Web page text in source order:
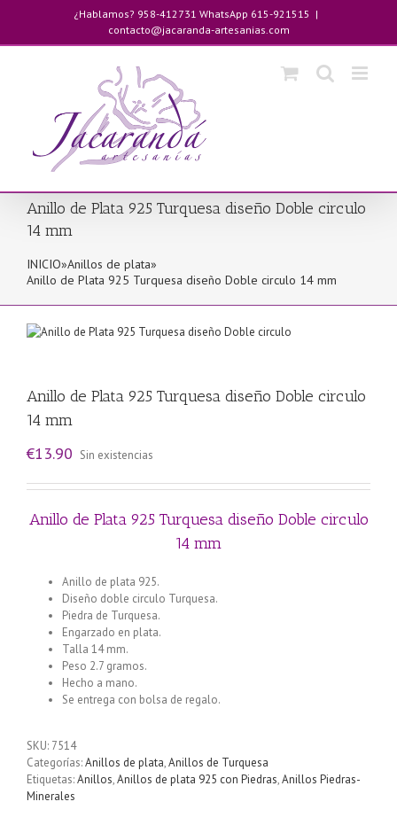
contenido
¿Hablamos? 958-412731 WhatsApp 615-921515 |
contacto@jacaranda-artesanias.com
Anillo de Plata 925 Turquesa diseño Doble circulo
14 mm
INICIO»Anillos de plata»
Anillo de Plata 925 Turquesa diseño Doble circulo 14 mm
Anillo de Plata 925 Turquesa diseño Doble circulo
14 mm
€13.90 Sin existencias
Anillo de Plata 925 Turquesa diseño Doble circulo
14 mm
Anillo de plata 925.
Diseño doble circulo Turquesa.
Piedra de Turquesa.
Engarzado en plata.
Talla 14 mm.
Peso 2.7 gramos.
Hecho a mano.
Se entrega con bolsa de regalo.
SKU: 7514
Categorías:Anillos de plata,Anillos de Turquesa
Etiquetas:Anillos,Anillos de plata 925 con Piedras,Anillos Piedras-
Minerales